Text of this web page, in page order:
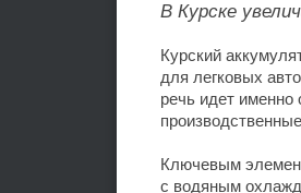
В Курске
Курский
для легковых
речь идет именно
Ключевым
с водяным